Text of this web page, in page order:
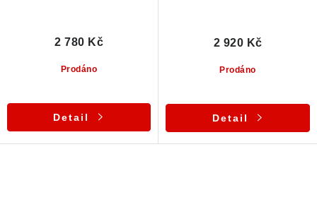
Prodáno
2 780 Kč
Detail
Prodáno
2 920 Kč
Detail